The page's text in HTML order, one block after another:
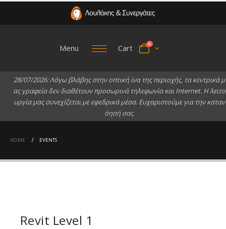
Menu Cart 0
28/07/2026:Λόγω βλάβης στην οπτική ίνα της περιοχής, τα κεντρικά μ
ας γραφεία δεν διαθέτουν προσωρινά τηλεφωνία και Internet. Ηλειτο
υργία μας συνεχίζεται με εφεδρικά μέσα. Ευχαριστούμε για την καταν
όησή σας.
HOME EVENTS
Revit Level 1